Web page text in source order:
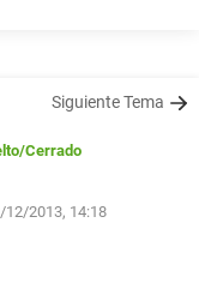
Siguiente Tema
/Cerrado
12/2013, 14:18